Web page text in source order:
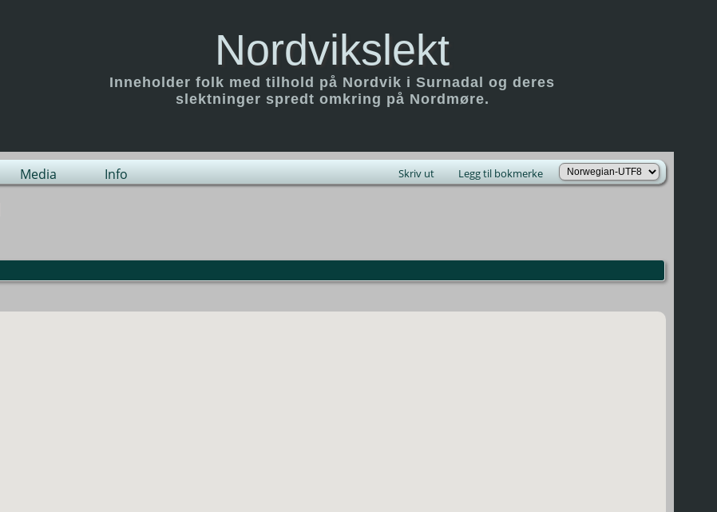
Nordvikslekt
Inneholder folk med tilhold på Nordvik i Surnadal og deres
slektninger spredt omkring på Nordmøre.
Media Info Skriv ut Legg til bokmerke